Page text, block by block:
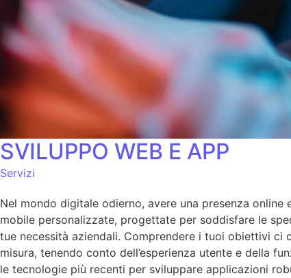
SVILUPPO WEB E APP
Servizi
Nel mondo digitale odierno, avere una presenza
mobile personalizzate, progettate per soddisfare le
tue necessità aziendali. Comprendere i tuoi obiettivi
misura, tenendo conto dell’esperienza utente e della
le tecnologie più recenti per sviluppare applicazioni